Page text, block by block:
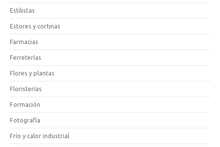
Estilistas
Estores y cortinas
Farmacias
Ferreterías
Flores y plantas
Floristerías
Formación
Fotografía
Frío y calor industrial